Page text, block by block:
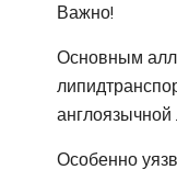
Важно!
Основным
англоязычной
Особенно